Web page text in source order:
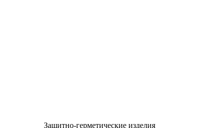
Защитно-герметические изделия